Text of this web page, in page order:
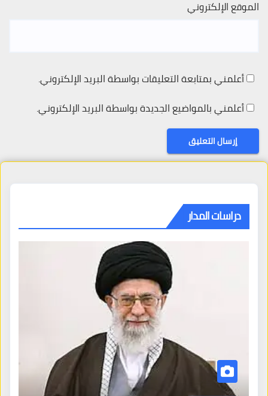
الموقع الإلكتروني
أعلمني بمتابعة التعليقات بواسطة البريد الإلكتروني.
أعلمني بالمواضيع الجديدة بواسطة البريد الإلكتروني.
دراسات المدار